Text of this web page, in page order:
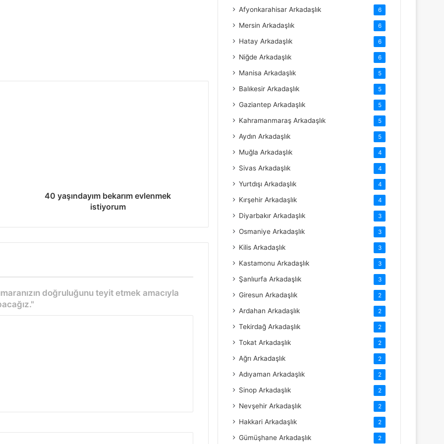
40 yaşındayım bekarım evlenmek
istiyorum
doğruluğunu teyit etmek amacıyla
Afyonkarahisar Arkadaşlık 6
Mersin Arkadaşlık 6
Hatay Arkadaşlık 6
Niğde Arkadaşlık 6
Manisa Arkadaşlık 5
Balıkesir Arkadaşlık 5
Gaziantep Arkadaşlık 5
Kahramanmaraş Arkadaşlık 5
Aydın Arkadaşlık 5
Muğla Arkadaşlık 4
Sivas Arkadaşlık 4
Yurtdışı Arkadaşlık 4
Kırşehir Arkadaşlık 4
Diyarbakır Arkadaşlık 3
Osmaniye Arkadaşlık 3
Kilis Arkadaşlık 3
Kastamonu Arkadaşlık 3
Şanlıurfa Arkadaşlık 3
Giresun Arkadaşlık 2
Ardahan Arkadaşlık 2
Tekirdağ Arkadaşlık 2
Tokat Arkadaşlık 2
Ağrı Arkadaşlık 2
Adıyaman Arkadaşlık 2
Sinop Arkadaşlık 2
Nevşehir Arkadaşlık 2
Hakkari Arkadaşlık 2
Gümüşhane Arkadaşlık 2